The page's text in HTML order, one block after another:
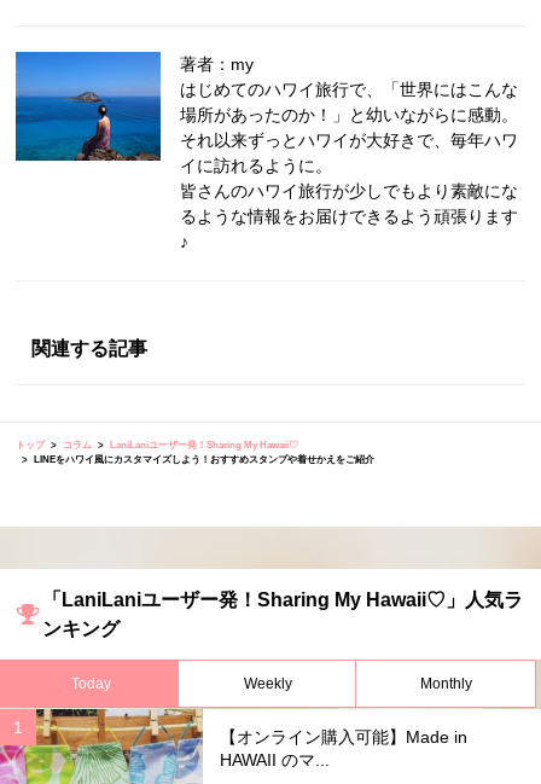
著者：my
はじめてのハワイ旅行で、「世界にはこんな
場所があったのか！」と幼いながらに感動。
それ以来ずっとハワイが大好きで、毎年ハワ
イに訪れるように。
皆さんのハワイ旅行が少しでもより素敵にな
るような情報をお届けできるよう頑張ります
♪
関連する記事
トップ コラム
LaniLaniユーザー発！Sharing My Hawaii♡
LINEをハワイ風にカスタマイズしよう！おすすめスタンプや着せかえをご紹介
「LaniLaniユーザー発！Sharing My Hawaii♡」人気ラ
ンキング
Today Weekly Monthly
【オンライン購入可能】Made in
HAWAII のマ...